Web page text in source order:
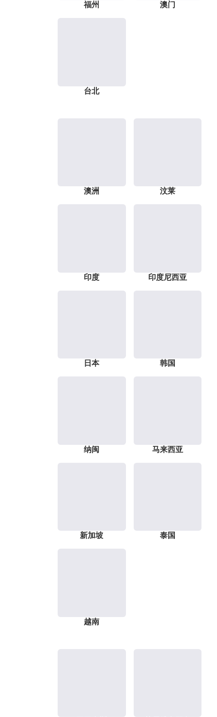
福州 澳门
台北
澳洲 汶莱
印度 印度尼西亚
日本 韩国
纳闽 马来西亚
新加坡 泰国
越南